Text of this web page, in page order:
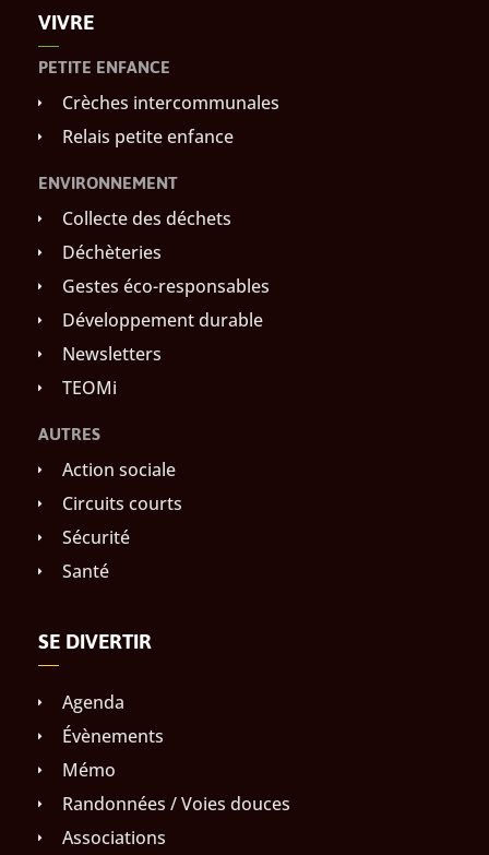
VIVRE
PETITE ENFANCE
Crèches intercommunales
Relais petite enfance
ENVIRONNEMENT
Collecte des déchets
Déchèteries
Gestes éco-responsables
Développement durable
Newsletters
TEOMi
AUTRES
Action sociale
Circuits courts
Sécurité
Santé
SE DIVERTIR
Agenda
Évènements
Mémo
Randonnées / Voies douces
Associations